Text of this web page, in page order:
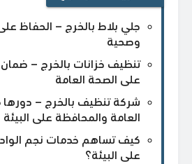
جلي بلاط بالخرج – الحفاظ
وصحية
تنظيف خزانات بالخرج – ضمان
على الصحة العامة
شركة تنظيف بالخرج – دورها
العامة والمحافظة على البيئة
كيف تساهم خدمات نجم
على البيئة؟